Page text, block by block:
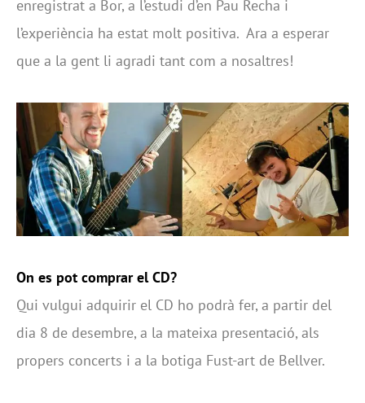
enregistrat a Bor, a l’estudi d’en Pau Recha i
l’experiència ha estat molt positiva. Ara a esperar
que a la gent li agradi tant com a nosaltres!
On es pot comprar el CD?
Qui vulgui adquirir el CD ho podrà fer, a partir del
dia 8 de desembre, a la mateixa presentació, als
propers concerts i a la botiga Fust-art de Bellver.